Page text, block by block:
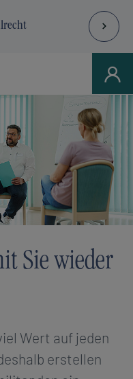
Sie wieder
Wert auf jeden
erstellen